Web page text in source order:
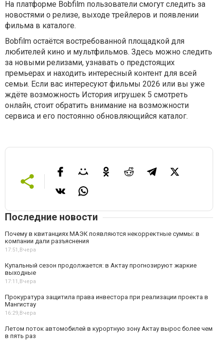
На платформе Bobfilm пользователи смогут следить за
новостями о релизе, выходе трейлеров и появлении
фильма в каталоге.
Bobfilm остаётся востребованной площадкой для
любителей кино и мультфильмов. Здесь можно следить
за новыми релизами, узнавать о предстоящих
премьерах и находить интересный контент для всей
семьи. Если вас интересуют фильмы 2026 или вы уже
ждёте возможность История игрушек 5 смотреть
онлайн, стоит обратить внимание на возможности
сервиса и его постоянно обновляющийся каталог.
Последние новости
Почему в квитанциях МАЭК появляются некорректные суммы: в
компании дали разъяснения
17:51,Вчера
Купальный сезон продолжается: в Актау прогнозируют жаркие
выходные
17:11,Вчера
Прокуратура защитила права инвестора при реализации проекта в
Мангистау
16:29,Вчера
Летом поток автомобилей в курортную зону Актау вырос более чем
в пять раз